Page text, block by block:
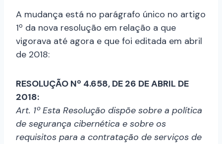
A mudança está no parágrafo único no artigo
1º da nova resolução em relação a que
vigorava até agora e que foi editada em abril
de 2018:
RESOLUÇÃO Nº 4.658, DE 26 DE ABRIL DE
2018:
Art. 1º Esta Resolução dispõe sobre a política
de segurança cibernética e sobre os
requisitos para a contratação de serviços de